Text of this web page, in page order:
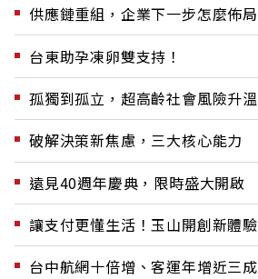
供應鏈重組，企業下一步怎麼佈局
台東助孕凍卵雙支持！
孤獨到孤立，超高齡社會風險升溫
破解決策新焦慮，三大核心能力
遠見40週年慶典，限時盛大開啟
讓支付更懂生活！玉山開創新體驗
台中航網十倍增、客運年增近三成